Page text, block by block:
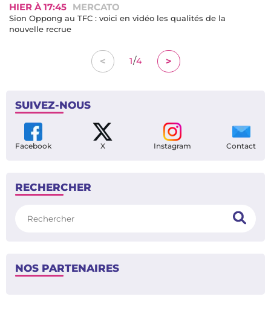
HIER À 17:45 MERCATO
Sion Oppong au TFC : voici en vidéo les qualités de la
nouvelle recrue
< 1/4 >
SUIVEZ-NOUS
Facebook X Instagram Contact
RECHERCHER
NOS PARTENAIRES